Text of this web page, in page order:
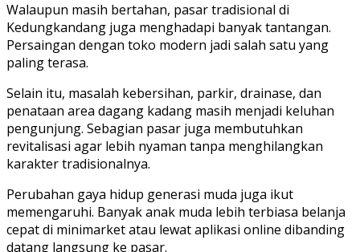
Walaupun masih bertahan, pasar tradisional di
Kedungkandang juga menghadapi banyak tantangan.
Persaingan dengan toko modern jadi salah satu yang
paling terasa.
Selain itu, masalah kebersihan, parkir, drainase, dan
penataan area dagang kadang masih menjadi keluhan
pengunjung. Sebagian pasar juga membutuhkan
revitalisasi agar lebih nyaman tanpa menghilangkan
karakter tradisionalnya.
Perubahan gaya hidup generasi muda juga ikut
memengaruhi. Banyak anak muda lebih terbiasa belanja
cepat di minimarket atau lewat aplikasi online dibanding
datang langsung ke pasar.